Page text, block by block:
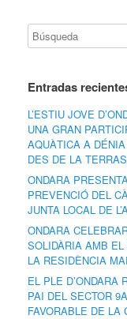
Entradas
L’ESTIU JOVE
UNA GRAN
AQUÀTICA A DÉNIA
DES DE LA
ONDARA
PREVENCIÓ DEL
JUNTA LOCAL DE
ONDARA
SOLIDÀRIA AMB
LA RESIDÈNCIA
EL PLE D’ONDARA
PAI DEL SECTOR
FAVORABLE DE LA